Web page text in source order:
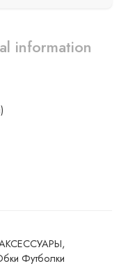
information
,
Футболки